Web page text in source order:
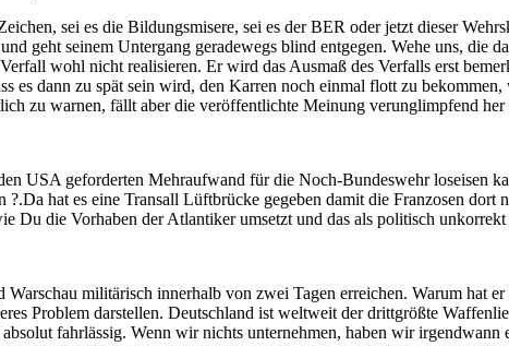
sei es die Bildungsmisere, sei es der BER oder jetzt dieser
geht seinem Untergang geradewegs blind entgegen. Wehe uns, die
wohl nicht realisieren. Er wird das Ausmaß des Verfalls erst
es dann zu spät sein wird, den Karren noch einmal flott zu
zu warnen, fällt aber die veröffentlichte Meinung verunglimpfend
USA geforderten Mehraufwand für die Noch-Bundeswehr loseisen
hat es eine Transall Lüftbrücke gegeben damit die Franzosen
Du die Vorhaben der Atlantiker umsetzt und das als politisch
militärisch innerhalb von zwei Tagen erreichen. Warum hat
Problem darstellen. Deutschland ist weltweit der drittgrößte
fahrlässig. Wenn wir nichts unternehmen, haben wir irgendwann